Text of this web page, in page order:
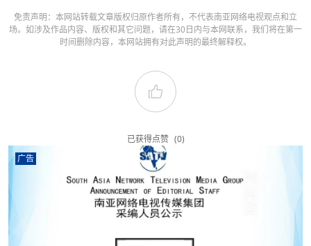
免责声明：本网站转载文章版权归原作者所有，不代表南亚网络电视观点和立
场。如涉及作品内容、版权和其它问题，请在30日内与本网联系，我们将在第一
时间删除内容，本网站拥有对此声明的最终解释权。
已获得点赞 (0)
广告